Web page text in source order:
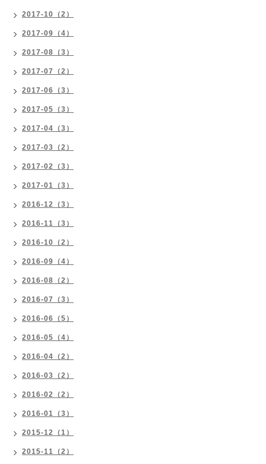
2017-10（2）
2017-09（4）
2017-08（3）
2017-07（2）
2017-06（3）
2017-05（3）
2017-04（3）
2017-03（2）
2017-02（3）
2017-01（3）
2016-12（3）
2016-11（3）
2016-10（2）
2016-09（4）
2016-08（2）
2016-07（3）
2016-06（5）
2016-05（4）
2016-04（2）
2016-03（2）
2016-02（2）
2016-01（3）
2015-12（1）
2015-11（2）